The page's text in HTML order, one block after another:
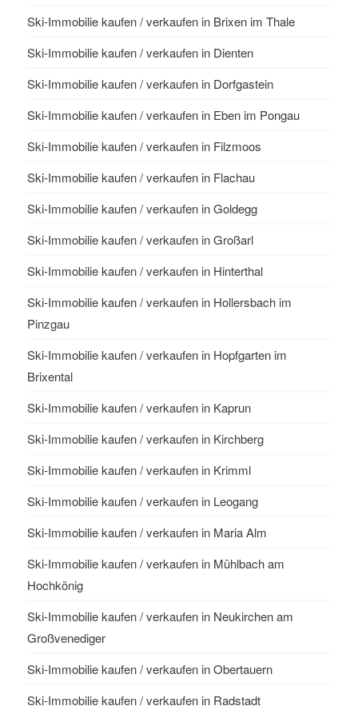
Ski-Immobilie kaufen / verkaufen in Brixen im Thale
Ski-Immobilie kaufen / verkaufen in Dienten
Ski-Immobilie kaufen / verkaufen in Dorfgastein
Ski-Immobilie kaufen / verkaufen in Eben im Pongau
Ski-Immobilie kaufen / verkaufen in Filzmoos
Ski-Immobilie kaufen / verkaufen in Flachau
Ski-Immobilie kaufen / verkaufen in Goldegg
Ski-Immobilie kaufen / verkaufen in Großarl
Ski-Immobilie kaufen / verkaufen in Hinterthal
Ski-Immobilie kaufen / verkaufen in Hollersbach im
Pinzgau
Ski-Immobilie kaufen / verkaufen in Hopfgarten im
Brixental
Ski-Immobilie kaufen / verkaufen in Kaprun
Ski-Immobilie kaufen / verkaufen in Kirchberg
Ski-Immobilie kaufen / verkaufen in Krimml
Ski-Immobilie kaufen / verkaufen in Leogang
Ski-Immobilie kaufen / verkaufen in Maria Alm
Ski-Immobilie kaufen / verkaufen in Mühlbach am
Hochkönig
Ski-Immobilie kaufen / verkaufen in Neukirchen am
Großvenediger
Ski-Immobilie kaufen / verkaufen in Obertauern
Ski-Immobilie kaufen / verkaufen in Radstadt